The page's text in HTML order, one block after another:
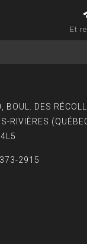
Et
BOUL. DES
RIVIÈRES
2915